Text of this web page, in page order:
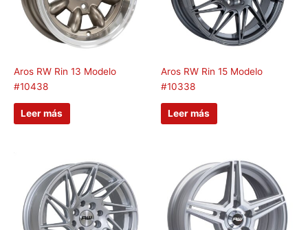
Aros RW Rin 13 Modelo
#10438
Leer más
Aros RW Rin 15 Modelo
#10338
Leer más